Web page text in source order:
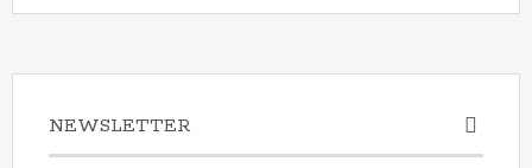
NEWSLETTER